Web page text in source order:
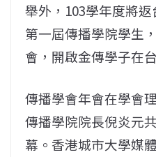
舉外，103學年度將
第一屆傳播學院學生
會，開啟金傳學子在
傳播學會年會在學會
傳播學院院長倪炎元
幕。香港城市大學媒